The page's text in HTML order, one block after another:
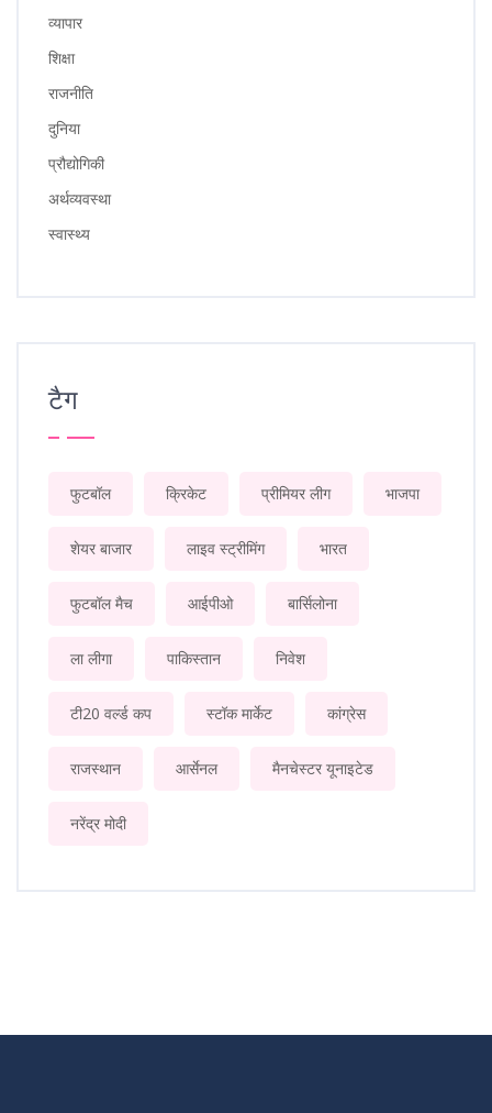
व्यापार
शिक्षा
राजनीति
दुनिया
प्रौद्योगिकी
अर्थव्यवस्था
स्वास्थ्य
टैग
फुटबॉल क्रिकेट प्रीमियर लीग भाजपा
शेयर बाजार लाइव स्ट्रीमिंग भारत
फुटबॉल मैच आईपीओ बार्सिलोना
ला लीगा पाकिस्तान निवेश
टी20 वर्ल्ड कप स्टॉक मार्केट कांग्रेस
राजस्थान आर्सेनल मैनचेस्टर यूनाइटेड
नरेंद्र मोदी